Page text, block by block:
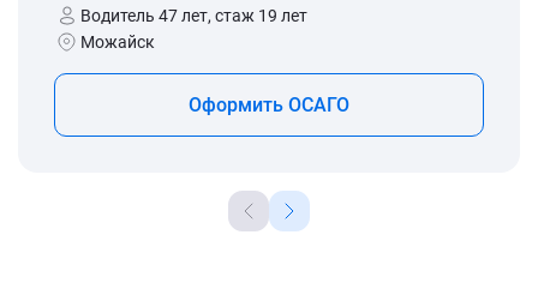
Водитель 47 лет, стаж 19 лет
Можайск
Оформить ОСАГО